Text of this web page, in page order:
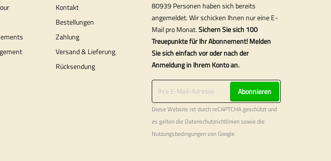
Kontakt
Bestellungen
Zahlung
Versand & Lieferung
Rücksendung
80939 Personen haben sich bereits
angemeldet. Wir schicken Ihnen nur eine E-
Mail pro Monat.Sichern Sie sich 100
Treuepunkte für Ihr Abonnement! Melden
Sie sich einfach vor oder nach der
Anmeldung in Ihrem Konto an.
Abonnieren
Diese Website ist durch reCAPTCHA geschützt und
es gelten die Datenschutzrichtliniensowie die
Nutzungsbedingungenvon Google.